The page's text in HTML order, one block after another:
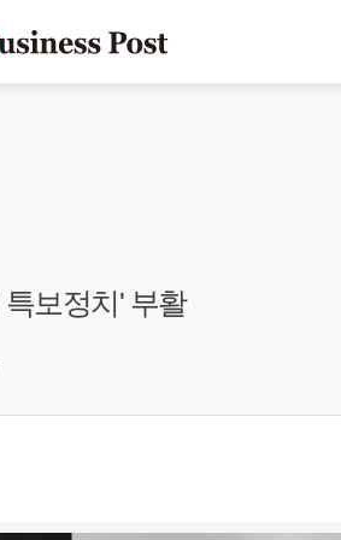
보정치' 부활